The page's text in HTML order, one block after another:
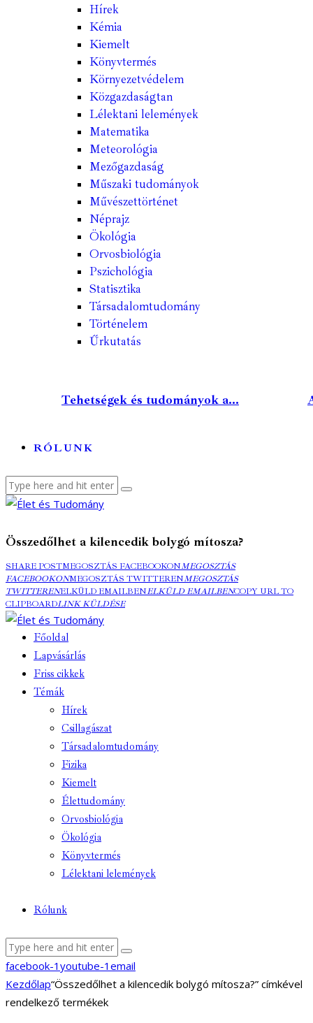
Hírek
Kémia
Kiemelt
Könyvtermés
Környezetvédelem
Közgazdaságtan
Lélektani lelemények
Matematika
Meteorológia
Mezőgazdaság
Műszaki tudományok
Művészettörténet
Néprajz
Ökológia
Orvosbiológia
Pszichológia
Statisztika
Társadalomtudomány
Történelem
Űrkutatás
Tehetségek és tudományok a...
RÓLUNK
Összedőlhet a kilencedik bolygó mítosza?
SHARE POSTMEGOSZTÁS FACEBOOKONMEGOSZTÁS
FACEBOOKONMEGOSZTÁS TWITTERENMEGOSZTÁS
TWITTERENELKÜLD EMAILBENELKÜLD EMAILBENCOPY URL TO
CLIPBOARDLINK KÜLDÉSE
Főoldal
Lapvásárlás
Friss cikkek
Témák
Hírek
Csillagászat
Társadalomtudomány
Fizika
Kiemelt
Élettudomány
Orvosbiológia
Ökológia
Könyvtermés
Lélektani lelemények
Rólunk
facebook-1 youtube-1 email
Kezdőlap“Összedőlhet a kilencedik bolygó mítosza?” címkével
rendelkező termékek